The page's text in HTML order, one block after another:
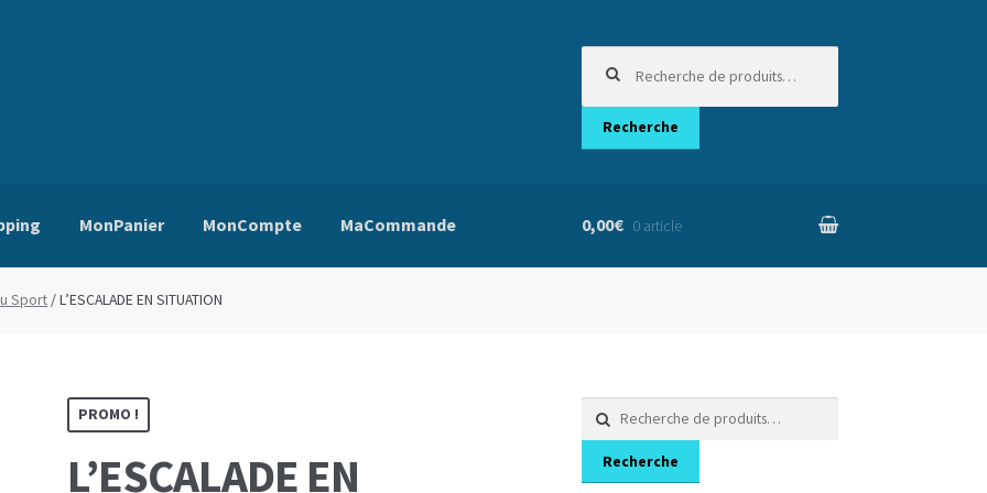
pour :
Recherche
MonPanier MonCompte MaCommande
Générales de VenteEdito
0,00€ 0 article
Sport / L’ESCALADE EN SITUATION
PROMO !
L’ESCALADE EN
Recherche
pour :
Recherche